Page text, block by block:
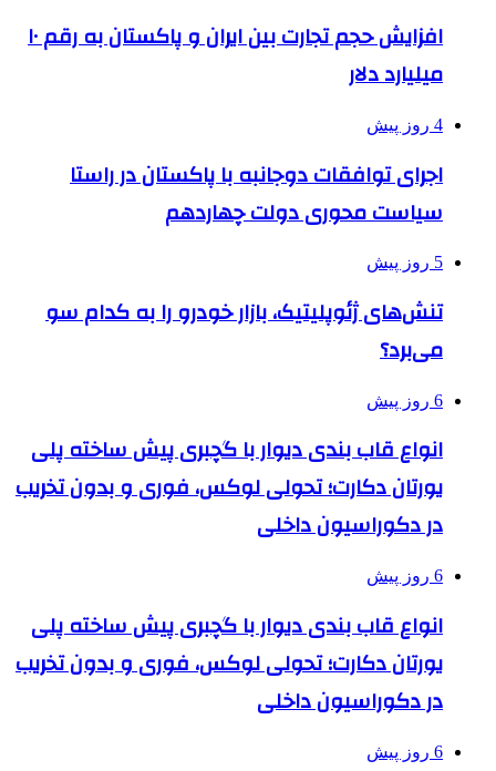
افزایش حجم تجارت بین ایران و پاکستان به رقم ۱۰
میلیارد دلار
4 روز پیش
اجرای توافقات دوجانبه با پاکستان در راستا
سیاست محوری دولت چهاردهم
5 روز پیش
تنش‌های ژئوپلیتیک، بازار خودرو را به کدام سو
می‌برد؟
6 روز پیش
انواع قاب بندی دیوار با گچبری پیش ساخته پلی
یورتان دکارت؛ تحولی لوکس، فوری و بدون تخریب
در دکوراسیون داخلی
6 روز پیش
انواع قاب بندی دیوار با گچبری پیش ساخته پلی
یورتان دکارت؛ تحولی لوکس، فوری و بدون تخریب
در دکوراسیون داخلی
6 روز پیش